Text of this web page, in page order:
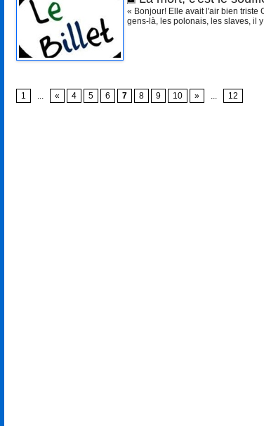
« Bonjour! Elle avait l'air bien
gens-là, les polonais, les slaves, il
1 ... « 4 5 6 7 8 9 10 » ... 12